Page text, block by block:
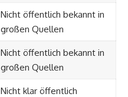
Nicht öffentlich bekannt in
großen Quellen
Nicht öffentlich bekannt in
großen Quellen
Nicht klar öffentlich